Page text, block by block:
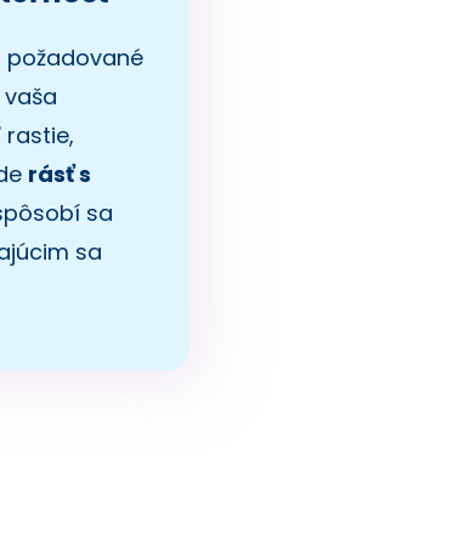
požadované
vaša
rásť s
sa
sa